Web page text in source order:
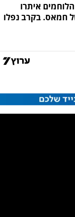
איתרו
חמאס. בקרב נפלו